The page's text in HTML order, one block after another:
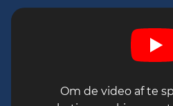
Om de video af te